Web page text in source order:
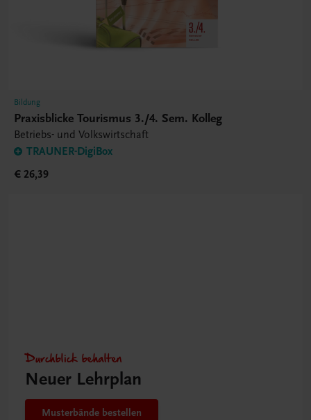
Bildung
Praxisblicke Tourismus 3./4. Sem. Kolleg
Betriebs- und Volkswirtschaft
TRAUNER-DigiBox
€ 26,39
Durchblick behalten
Neuer Lehrplan
Musterbände bestellen